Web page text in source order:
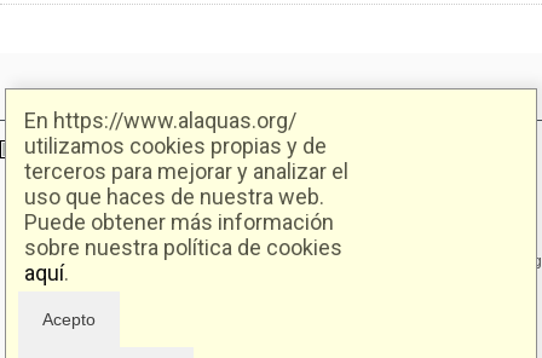
En https://www.alaquas.org/
utilizamos cookies propias y de
terceros para mejorar y analizar el
uso que haces de nuestra web.
Puede obtener más información
sobre nuestra política de cookies
aquí.
Ajuntament d'Alaquàs Creative Commons
Ajuntament d'Alaquàs.
C/. Major 88. CP: 46970 Alaquàs.dir3: L01460057
Tel.: 96 151 94 00 | FAX: 96 151 94 03 | info@alaquas.org